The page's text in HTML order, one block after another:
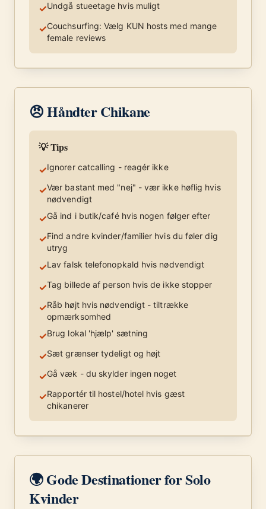
✓Undgå stueetage hvis muligt
✓Couchsurfing: Vælg KUN hosts med mange
female reviews
😠 Håndter Chikane
💡 Tips
✓Ignorer catcalling - reagér ikke
✓Vær bastant med "nej" - vær ikke høflig hvis
nødvendigt
✓Gå ind i butik/café hvis nogen følger efter
✓Find andre kvinder/familier hvis du føler dig
utryg
✓Lav falsk telefonopkald hvis nødvendigt
✓Tag billede af person hvis de ikke stopper
✓Råb højt hvis nødvendigt - tiltrække
opmærksomhed
✓Brug lokal 'hjælp' sætning
✓Sæt grænser tydeligt og højt
✓Gå væk - du skylder ingen noget
✓Rapportér til hostel/hotel hvis gæst
chikanerer
🌍 Gode Destinationer for Solo
Kvinder